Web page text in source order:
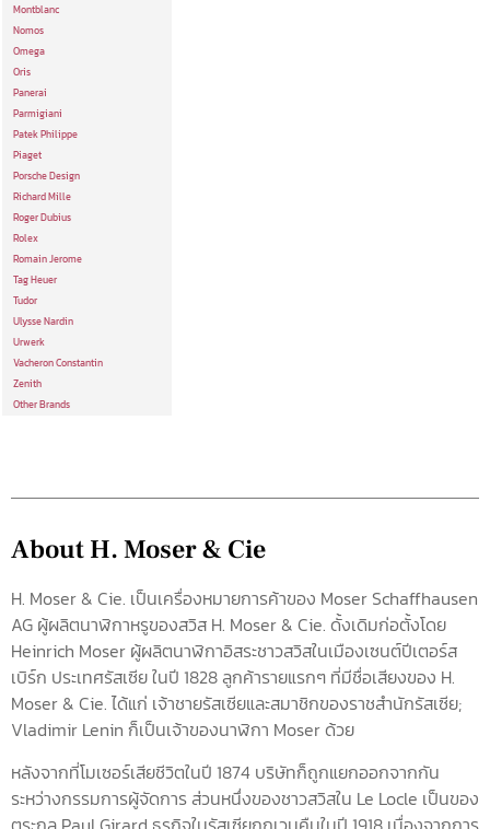
Montblanc
Nomos
Omega
Oris
Panerai
Parmigiani
Patek Philippe
Piaget
Porsche Design
Richard Mille
Roger Dubius
Rolex
Romain Jerome
Tag Heuer
Tudor
Ulysse Nardin
Urwerk
Vacheron Constantin
Zenith
Other Brands
About H. Moser & Cie
H. Moser & Cie. เป็นเครื่องหมายการค้าของ Moser Schaffhausen
AG ผู้ผลิตนาฬิกาหรูของสวิส H. Moser & Cie. ดั้งเดิมก่อตั้งโดย
Heinrich Moser ผู้ผลิตนาฬิกาอิสระชาวสวิสในเมืองเซนต์ปีเตอร์ส
เบิร์ก ประเทศรัสเซีย ในปี 1828 ลูกค้ารายแรกๆ ที่มีชื่อเสียงของ H.
Moser & Cie. ได้แก่ เจ้าชายรัสเซียและสมาชิกของราชสำนักรัสเซีย;
Vladimir Lenin ก็เป็นเจ้าของนาฬิกา Moser ด้วย
หลังจากที่โมเซอร์เสียชีวิตในปี 1874 บริษัทก็ถูกแยกออกจากกัน
ระหว่างกรรมการผู้จัดการ ส่วนหนึ่งของชาวสวิสใน Le Locle เป็นของ